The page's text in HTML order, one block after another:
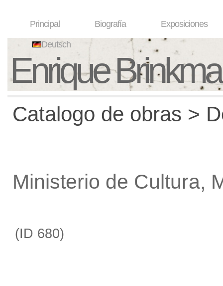
Principal Biografía Exposiciones
Deutsch
Enrique
Catalogo de obras >
Ministerio de Cultura,
(ID 680)